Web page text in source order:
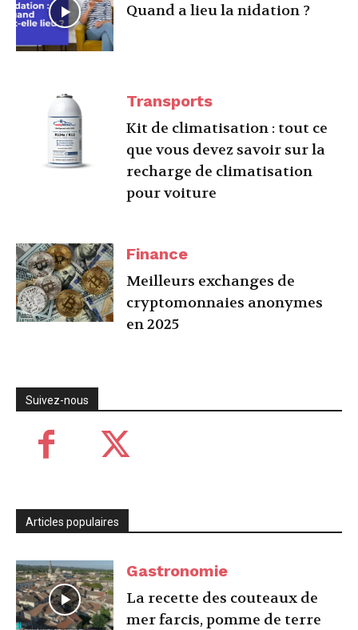
Quand a lieu la nidation ?
Transports
Kit de climatisation : tout ce
que vous devez savoir sur la
recharge de climatisation
pour voiture
Finance
Meilleurs exchanges de
cryptomonnaies anonymes
en 2025
Suivez-nous
Articles populaires
Gastronomie
La recette des couteaux de
mer farcis, pomme de terre